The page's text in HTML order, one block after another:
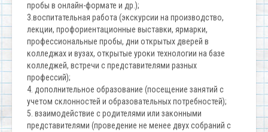
пробы в онлайн-формате и др.);
3.воспитательная работа (экскурсии на производство,
лекции, профориентационные выставки, ярмарки,
профессиональные пробы, дни открытых дверей в
колледжах и вузах, открытые уроки технологии на базе
колледжей, встречи с представителями разных
профессий);
4. дополнительное образование (посещение занятий с
учетом склонностей и образовательных потребностей);
5. взаимодействие с родителями или законными
представителями (проведение не менее двух собраний с